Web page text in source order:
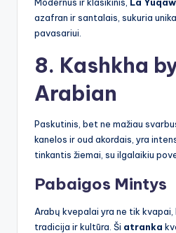
azafran ir santalais, sukuria
pavasariui.
8. Kashkha
Arabian
Paskutinis, bet ne mažiau
kanelos ir oud akordais, yra
tinkantis žiemai, su ilgalaikiu
Pabaigos Mintys
Arabų kvepalai yra ne tik
tradicija ir kultūra. Ši atranka